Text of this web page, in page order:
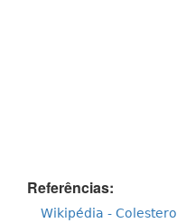
Referências:
Wikipédia - Colesterol